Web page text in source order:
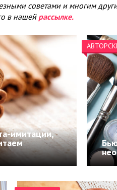
советами и многим
в нашей рассылке.
имитации,